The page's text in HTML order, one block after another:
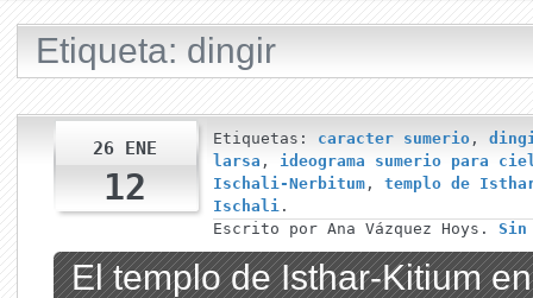
Etiqueta: dingir
26 ENE
12
Etiquetas: caracter sumerio,
larsa , ideograma sumerio para
Ischali-Nerbitum, templo de
Ischali.
Escrito por Ana Vázquez Hoys. Sin
El templo de Isthar-Kitium